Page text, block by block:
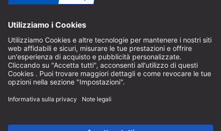
CGV
Protezione dei Dati
Impostazioni dei Cookie
della Germania per pacchi di dimensioni standard, esclusi articoli